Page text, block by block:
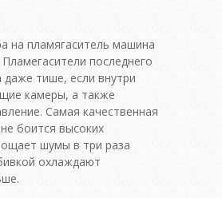
на пламягаситель машина
последнего
тише, если внутри
камеры, а также
Самая качественная
боится высоких
шумы в три раза
охлаждают